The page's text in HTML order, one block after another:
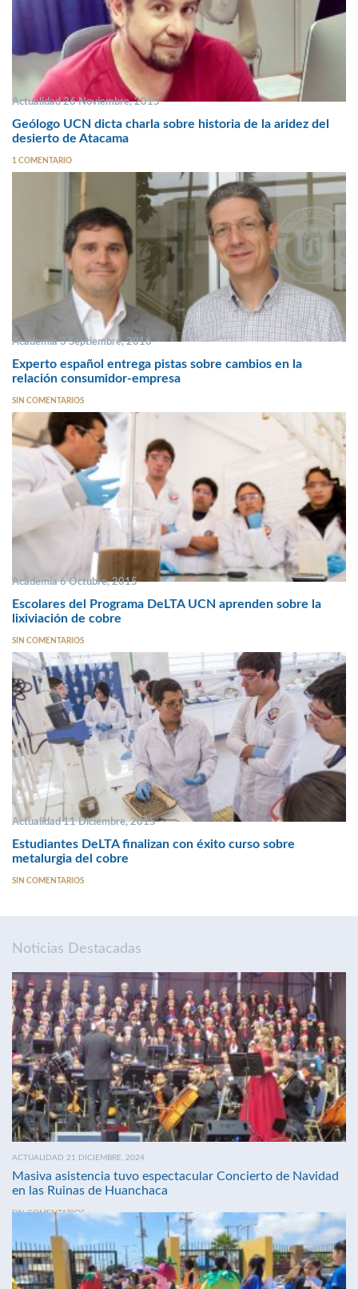
Actualidad 26 Noviembre, 2015
Geólogo UCN dicta charla sobre historia de la aridez del
desierto de Atacama
1 COMENTARIO
Academia 3 Septiembre, 2016
Experto español entrega pistas sobre cambios en la
relación consumidor-empresa
SIN COMENTARIOS
Academia 6 Octubre, 2015
Escolares del Programa DeLTA UCN aprenden sobre la
lixiviación de cobre
SIN COMENTARIOS
Actualidad 11 Diciembre, 2015
Estudiantes DeLTA finalizan con éxito curso sobre
metalurgia del cobre
SIN COMENTARIOS
Noticias Destacadas
ACTUALIDAD 21 DICIEMBRE, 2024
Masiva asistencia tuvo espectacular Concierto de Navidad
en las Ruinas de Huanchaca
SIN COMENTARIOS